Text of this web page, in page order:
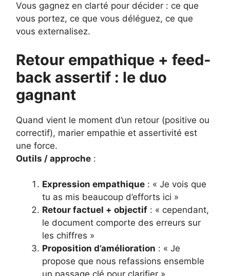
Vous gagnez en clarté pour décider : ce que
vous portez, ce que vous déléguez, ce que
vous externalisez.
Retour empathique + feed-
back assertif : le duo
gagnant
Quand vient le moment d’un retour (positive ou
correctif), marier empathie et assertivité est
une force.
Outils / approche :
Expression empathique : « Je vois que
tu as mis beaucoup d’efforts ici »
Retour factuel + objectif : « cependant,
le document comporte des erreurs sur
les chiffres »
Proposition d’amélioration : « Je
propose que nous refassions ensemble
un passage clé pour clarifier »